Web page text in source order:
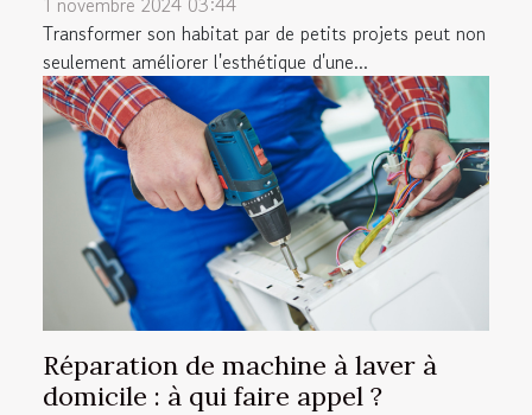
Transformer son habitat par de petits projets peut non
seulement améliorer l'esthétique d'une...
Réparation de machine à laver à
domicile : à qui faire appel ?